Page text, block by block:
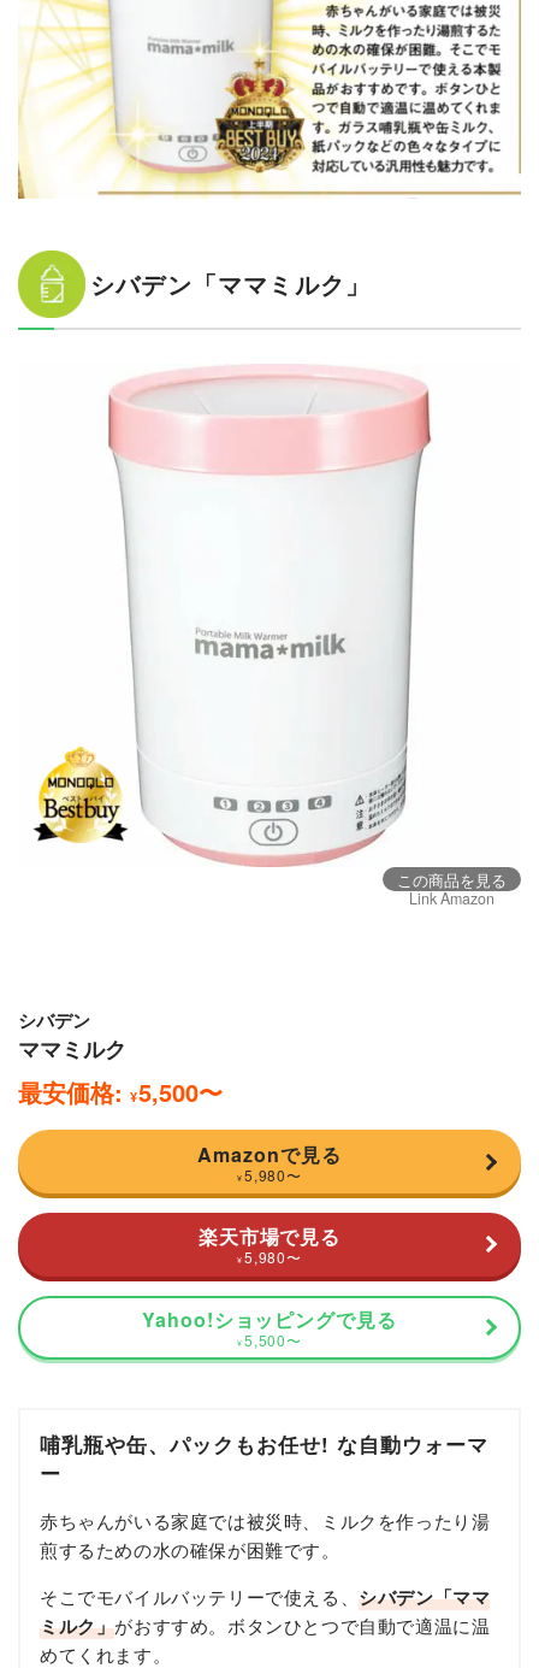
シバデン「ママミルク」
この商品を見る
Link Amazon
シバデン
ママミルク
最安価格: ¥5,500〜
Amazonで見る
¥ 5,980〜
楽天市場で見る
¥ 5,980〜
Yahoo!ショッピングで見る
¥ 5,500〜
哺乳瓶や缶、パックもお任せ! な自動ウォーマ
ー
赤ちゃんがいる家庭では被災時、ミルクを作ったり湯
煎するための水の確保が困難です。
そこでモバイルバッテリーで使える、シバデン「ママ
ミルク」がおすすめ。ボタンひとつで自動で適温に温
めてくれます。